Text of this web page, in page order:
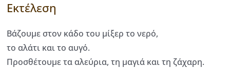
Εκτέλεση
Βάζουμε στον κάδο του μίξερ το νερό,
το αλάτι και το αυγό.
Προσθέτουμε τα αλεύρια, τη μαγιά και τη ζάχαρη.